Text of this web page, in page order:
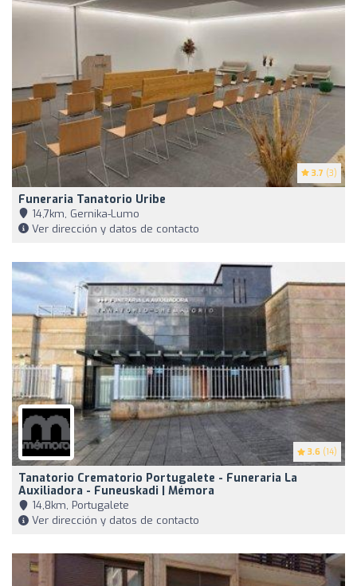
3.7 (3)
Funeraria Tanatorio Uribe
14,7km, Gernika-Lumo
Ver dirección y datos de contacto
3.6 (14)
Tanatorio Crematorio Portugalete - Funeraria La
Auxiliadora - Funeuskadi | Mémora
14,8km, Portugalete
Ver dirección y datos de contacto